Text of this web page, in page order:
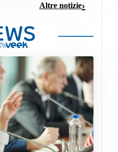
Altre notizie